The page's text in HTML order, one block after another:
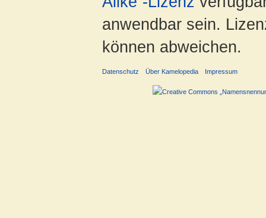
anwendbar sein.
können abweichen.
Datenschutz Über Kamelopedia Impressum